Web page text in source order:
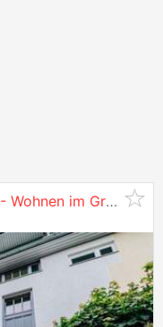
- Wohnen im Grünen